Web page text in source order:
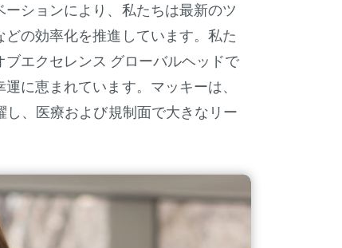
ションにより、私たちは最新のツ
の効率化を推進しています。私た
エクセレンス グローバルヘッドで
に恵まれています。マッキーは、
、医療および規制面で大きなリー